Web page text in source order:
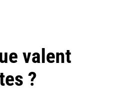
valent
?